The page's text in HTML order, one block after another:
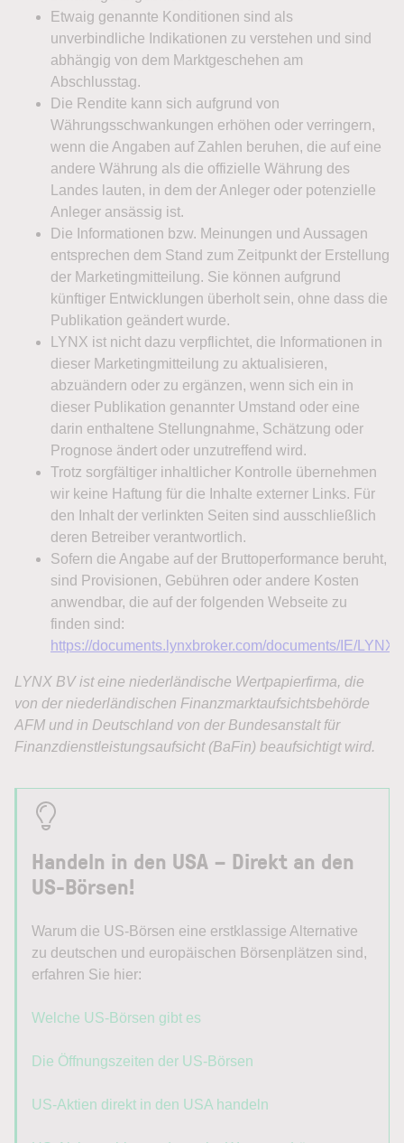
Handeln in den USA – Direkt an den
US-Börsen!
Warum die US-Börsen eine erstklassige Alternative
zu deutschen und europäischen Börsenplätzen sind,
erfahren Sie hier:
Welche US-Börsen gibt es
Die Öffnungszeiten der US-Börsen
US-Aktien direkt in den USA handeln